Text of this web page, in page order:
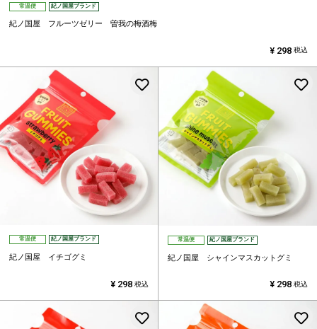
常温便 紀ノ国屋ブランド
紀ノ国屋 フルーツゼリー 曽我の梅酒梅
¥ 298 税込
常温便 紀ノ国屋ブランド
紀ノ国屋 イチゴグミ
お気に入りに登録する
¥ 298 税込
常温便 紀ノ国屋ブランド
紀ノ国屋 シャインマスカットグミ
¥ 298 税込
お気に入りに登録する